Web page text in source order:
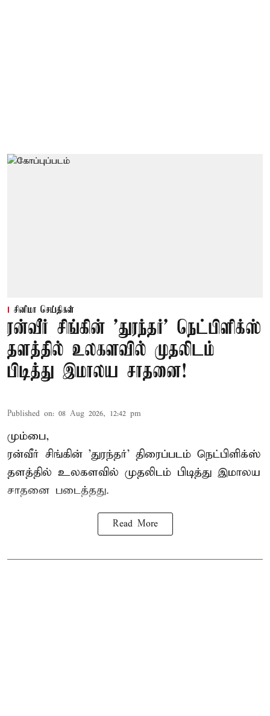
சினிமா செய்திகள்
ரன்வீர் சிங்கின் 'துரந்தர்' நெட்பிளிக்ஸ்
தளத்தில் உலகளவில் முதலிடம்
பிடித்து இமாலய சாதனை!
Published on: 08 Aug 2026, 12:42 pm
மும்பை,
ரன்வீர் சிங்கின் 'துரந்தர்' திரைப்படம் நெட்பிளிக்ஸ்
தளத்தில் உலகளவில் முதலிடம் பிடித்து இமாலய
சாதனை படைத்தது.
Read More